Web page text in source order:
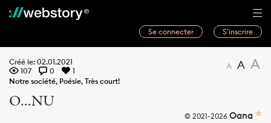
Se connecter S’inscrire
Webwriters
Créé le: 02.01.2021
107
0
1
Notre société, Poésie, Très court!
A A A
O…NU
© 2021-2026 Oana